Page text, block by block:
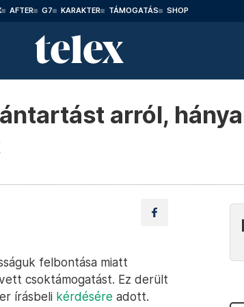
AFTER G7 KARAKTER TÁMOGATÁS SHOP
arról,
felbontása miatt
csoktámogatást. Ez derült
írásbeli kérdésére adott.